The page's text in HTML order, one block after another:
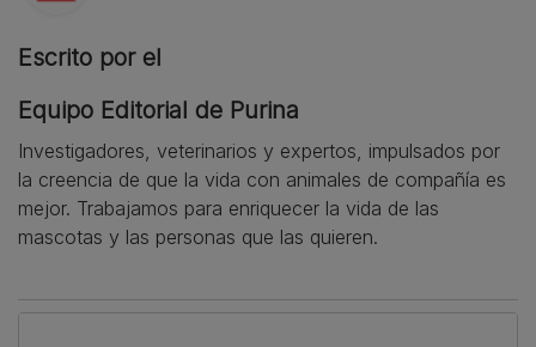
Escrito por el
Equipo Editorial de Purina
Investigadores, veterinarios y expertos, impulsados por
la creencia de que la vida con animales de compañía es
mejor. Trabajamos para enriquecer la vida de las
mascotas y las personas que las quieren.